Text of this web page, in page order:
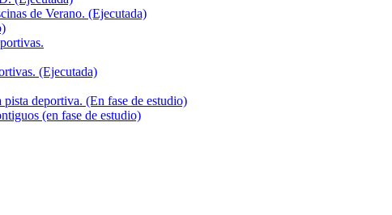
de Verano. (Ejecutada)
(Ejecutada)
deportiva. (En fase de estudio)
(en fase de estudio)